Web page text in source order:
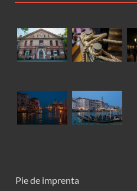
Pie de imprenta